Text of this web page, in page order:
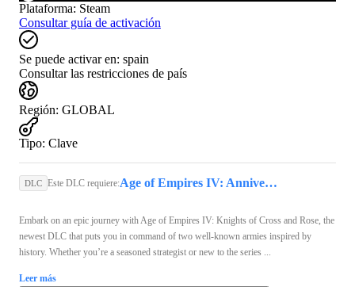
Plataforma: Steam
Consultar guía de activación
Se puede activar en: spain
Consultar las restricciones de país
Región: GLOBAL
Tipo: Clave
DLC Este DLC requiere: Age of Empires IV: Anniversary Edition (PC) - Steam Key - GLOBAL
Embark on an epic journey with Age of Empires IV: Knights of Cross and Rose, the
newest DLC that puts you in command of two well-known armies inspired by
history. Whether you’re a seasoned strategist or new to the series ...
Leer más